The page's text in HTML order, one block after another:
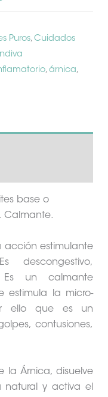
Puros, Cuidados
, árnica,
base o
Calmante.
acción estimulante
descongestivo,
Es un calmante
estimula la micro-
ello que es un
contusiones,
la Árnica, disuelve
natural y activa el